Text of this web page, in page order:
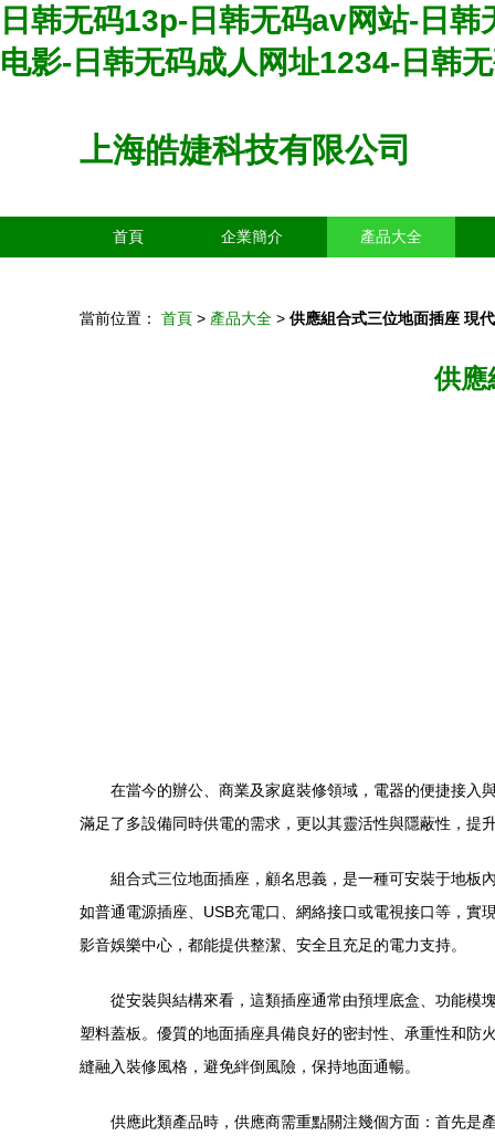
日韩无码13p-日韩无码av网站-日
电影-日韩无码成人网址1234-日韩
上海皓婕科技有限公司
首頁 企業簡介 產品大全
當前位置： 首頁 > 產品大全 > 供應組合式三位地面插座 現
供應
在當今的辦公、商業及家庭裝修領域，電器的便捷接入
滿足了多設備同時供電的需求，更以其靈活性與隱蔽性，提
組合式三位地面插座，顧名思義，是一種可安裝于地板
如普通電源插座、USB充電口、網絡接口或電視接口等，實
影音娛樂中心，都能提供整潔、安全且充足的電力支持。
從安裝與結構來看，這類插座通常由預埋底盒、功能模
塑料蓋板。優質的地面插座具備良好的密封性、承重性和防
縫融入裝修風格，避免絆倒風險，保持地面通暢。
供應此類產品時，供應商需重點關注幾個方面：首先是